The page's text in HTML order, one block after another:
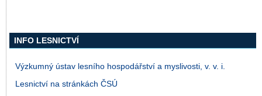
INFO LESNICTVÍ
Výzkumný ústav lesního hospodářství a myslivosti, v. v. i.
Lesnictví na stránkách ČSÚ